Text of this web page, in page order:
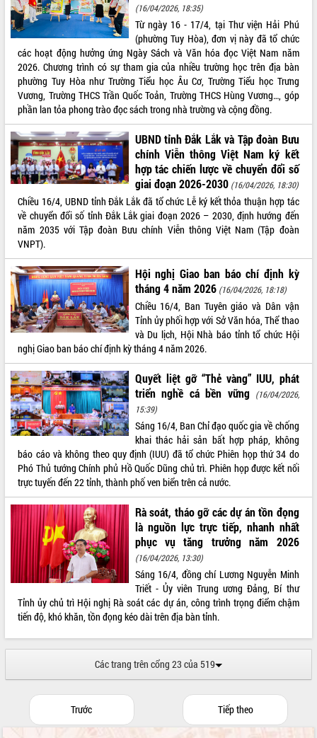
(16/04/2026, 18:35)
Từ ngày 16 - 17/4, tại Thư viện Hải Phú
(phường Tuy Hòa), đơn vị này đã tổ chức
các hoạt động hưởng ứng Ngày Sách và Văn hóa đọc Việt Nam năm
2026. Chương trình có sự tham gia của nhiều trường học trên địa bàn
phường Tuy Hòa như Trường Tiểu học Âu Cơ, Trường Tiểu học Trưng
Vương, Trường THCS Trần Quốc Toản, Trường THCS Hùng Vương…, góp
phần lan tỏa phong trào đọc sách trong nhà trường và cộng đồng.
UBND tỉnh Đắk Lắk và Tập đoàn Bưu
chính Viễn thông Việt Nam ký kết
hợp tác chiến lược về chuyển đổi số
giai đoạn 2026-2030 (16/04/2026, 18:30)
Chiều 16/4, UBND tỉnh Đắk Lắk đã tổ chức Lễ ký kết thỏa thuận hợp tác
về chuyển đổi số tỉnh Đắk Lắk giai đoạn 2026 – 2030, định hướng đến
năm 2035 với Tập đoàn Bưu chính Viễn thông Việt Nam (Tập đoàn
VNPT).
Hội nghị Giao ban báo chí định kỳ
tháng 4 năm 2026 (16/04/2026, 18:18)
Chiều 16/4, Ban Tuyên giáo và Dân vận
Tỉnh ủy phối hợp với Sở Văn hóa, Thể thao
và Du lịch, Hội Nhà báo tỉnh tổ chức Hội
nghị Giao ban báo chí định kỳ tháng 4 năm 2026.
Quyết liệt gỡ “Thẻ vàng” IUU, phát
triển nghề cá bền vững
(16/04/2026,
15:39)
Sáng 16/4, Ban Chỉ đạo quốc gia về chống
khai thác hải sản bất hợp pháp, không
báo cáo và không theo quy định (IUU) đã tổ chức Phiên họp thứ 34 do
Phó Thủ tướng Chính phủ Hồ Quốc Dũng chủ trì. Phiên họp được kết nối
trực tuyến đến 22 tỉnh, thành phố ven biển trên cả nước.
Rà soát, tháo gỡ các dự án tồn đọng
là nguồn lực trực tiếp, nhanh nhất
phục vụ tăng trưởng năm 2026
(16/04/2026, 13:30)
Sáng 16/4, đồng chí Lương Nguyễn Minh
Triết - Ủy viên Trung ương Đảng, Bí thư
Tỉnh ủy chủ trì Hội nghị Rà soát các dự án, công trình trọng điểm chậm
tiến độ, khó khăn, tồn đọng kéo dài trên địa bàn tỉnh.
Các trang trên cổng 23 của 519
Trước Tiếp theo